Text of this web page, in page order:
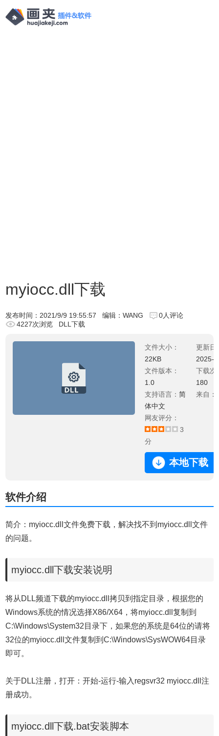
myiocc.dll下载
发布时间： 2021/9/9 19:55:57 编辑：WANG
0人评论
4227次浏览
DLL下载
文件大小：
22KB
文件版本：
1.0
支持语言：简
体中文
网友评分：
3
分
更新日
2025-
下载次
180
来自：
本地下载
软件介绍
简介：myiocc.dll文件免费下载，解决找不到myiocc.dll文件
的问题。
myiocc.dll下载安装说明
将从DLL频道下载的myiocc.dll拷贝到指定目录，根据您的
Windows系统的情况选择X86/X64，将myiocc.dll复制到
C:\Windows\System32目录下，如果您的系统是64位的请将
32位的myiocc.dll文件复制到C:\Windows\SysWOW64目录
即可。
关于DLL注册，打开：开始-运行-输入regsvr32 myiocc.dll注
册成功。
myiocc.dll下载.bat安装脚本